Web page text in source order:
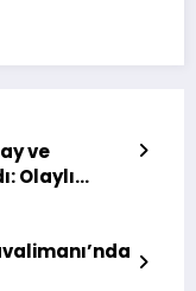
ve
Olaylı